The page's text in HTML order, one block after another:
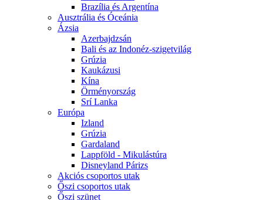
Brazília és Argentína
Ausztrália és Óceánia
Ázsia
Azerbajdzsán
Bali és az Indonéz-szigetvilág
Grúzia
Kaukázusi
Kína
Örményország
Srí Lanka
Európa
Izland
Grúzia
Gardaland
Lappföld - Mikulástúra
Disneyland Párizs
Akciós csoportos utak
Őszi csoportos utak
Őszi szünet